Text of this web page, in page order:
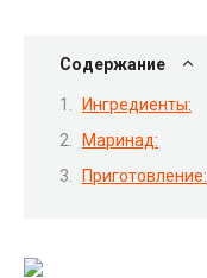
Содержание
Ингредиенты:
Маринад:
Приготовление: